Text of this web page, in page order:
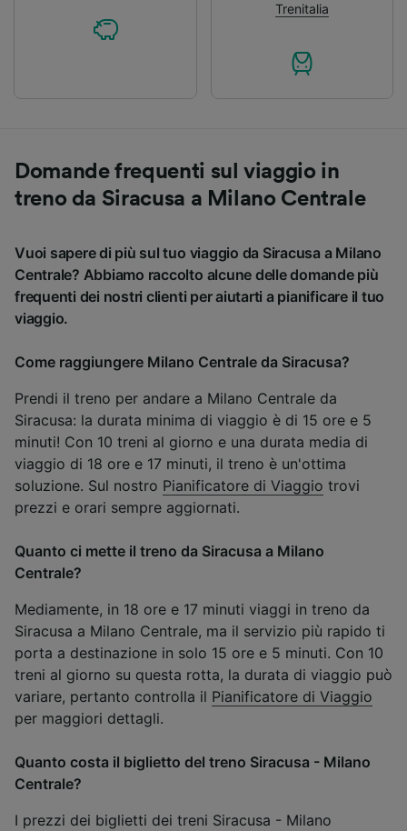
Trenitalia
Domande frequenti sul viaggio in
treno da Siracusa a Milano Centrale
Vuoi sapere di più sul tuo viaggio da Siracusa a Milano
Centrale? Abbiamo raccolto alcune delle domande più
frequenti dei nostri clienti per aiutarti a pianificare il tuo
viaggio.
Come raggiungere Milano Centrale da Siracusa?
Prendi il treno per andare a Milano Centrale da
Siracusa: la durata minima di viaggio è di 15 ore e 5
minuti! Con 10 treni al giorno e una durata media di
viaggio di 18 ore e 17 minuti, il treno è un'ottima
soluzione. Sul nostro Pianificatore di Viaggio trovi
prezzi e orari sempre aggiornati.
Quanto ci mette il treno da Siracusa a Milano
Centrale?
Mediamente, in 18 ore e 17 minuti viaggi in treno da
Siracusa a Milano Centrale, ma il servizio più rapido ti
porta a destinazione in solo 15 ore e 5 minuti. Con 10
treni al giorno su questa rotta, la durata di viaggio può
variare, pertanto controlla il Pianificatore di Viaggio
per maggiori dettagli.
Quanto costa il biglietto del treno Siracusa - Milano
Centrale?
I prezzi dei biglietti dei treni Siracusa - Milano